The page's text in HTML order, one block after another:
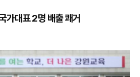
가대표 2명 배출 쾌거